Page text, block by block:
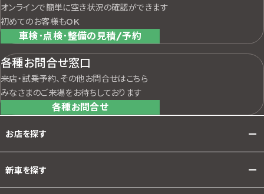
オンラインで簡単に空き状況の確認ができます
初めてのお客様もOK
車検･点検･整備の見積/予約
各種お問合せ窓口
来店・試乗予約、その他お問合せはこちら
みなさまのご来場をお待ちしております
各種お問合せ
お店を探す
新車を探す